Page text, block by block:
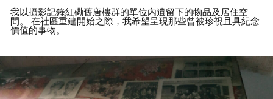
我以攝影記錄紅磡舊唐樓群的單位內遺留下的物品及居住空
間。在社區重建開始之際，我希望呈現那些曾被珍視且具紀念
價值的事物。